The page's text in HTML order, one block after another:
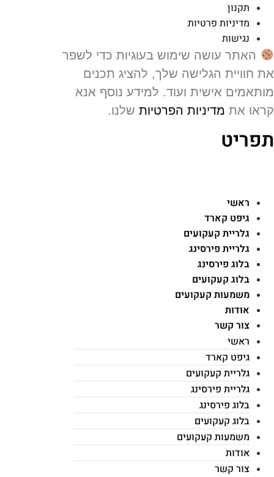
תקנון
מדיניות פרטיות
נגישות
האתר עושה שימוש בעוגיות כדי לשפר
חוויית הגלישה שלך, להציג תכנים
אישית ועוד. למידע נוסף אנא
אתמדיניות הפרטיותשלנו.
ראשי
גיפט קארד
גלריית קעקועים
גלריית פירסינג
בלוג פירסינג
בלוג קעקועים
משמעות קעקועים
אודות
צור קשר
ראשי
גיפט קארד
גלריית קעקועים
גלריית פירסינג
בלוג פירסינג
בלוג קעקועים
משמעות קעקועים
אודות
צור קשר